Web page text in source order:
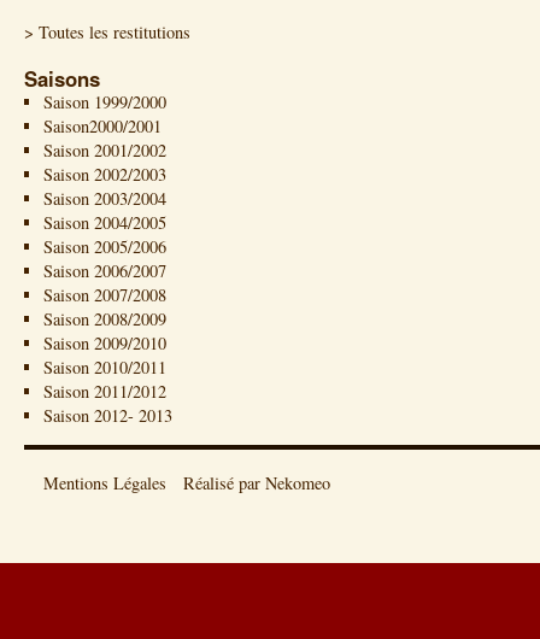
> Toutes les restitutions
Saisons
Saison 1999/2000
Saison2000/2001
Saison 2001/2002
Saison 2002/2003
Saison 2003/2004
Saison 2004/2005
Saison 2005/2006
Saison 2006/2007
Saison 2007/2008
Saison 2008/2009
Saison 2009/2010
Saison 2010/2011
Saison 2011/2012
Saison 2012- 2013
Mentions Légales Réalisé par Nekomeo